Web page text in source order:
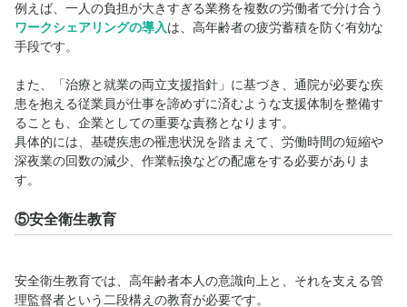
例えば、一人の負担が大きすぎる業務を複数の労働者で分け合う
ワークシェアリングの導入は、高年齢者の疲労蓄積を防ぐ有効な
手段です。
また、「治療と就業の両立支援指針 」に基づき、通院が必要な疾
患を抱える従業員が仕事を諦めずに済むような支援体制を整備す
ることも、企業としての重要な責務となります。
具体的には、基礎疾患の罹患状況を踏まえて、労働時間の短縮や
深夜業の回数の減少、作業転換などの配慮をする必要がありま
す。
⑤安全衛生教育
安全衛生教育では、高年齢者本人の意識向上と、それを支える管
理監督者という二段構えの教育が必要です。